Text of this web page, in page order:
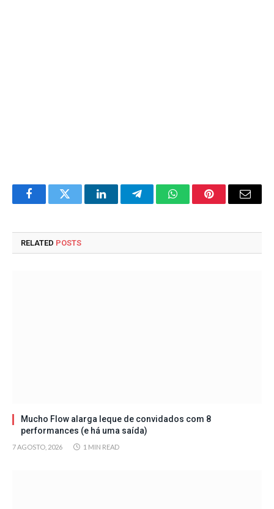
FacebookTwitter LinkedInTelegramWhatsAppPinterestEmail
RELATED POSTS
Mucho Flow alarga leque de convidados com 8
performances (e há uma saída)
7 AGOSTO, 2026 1 MIN READ